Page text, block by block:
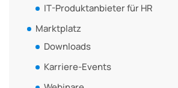
IT-Produktanbieter für HR
Marktplatz
Downloads
Karriere-Events